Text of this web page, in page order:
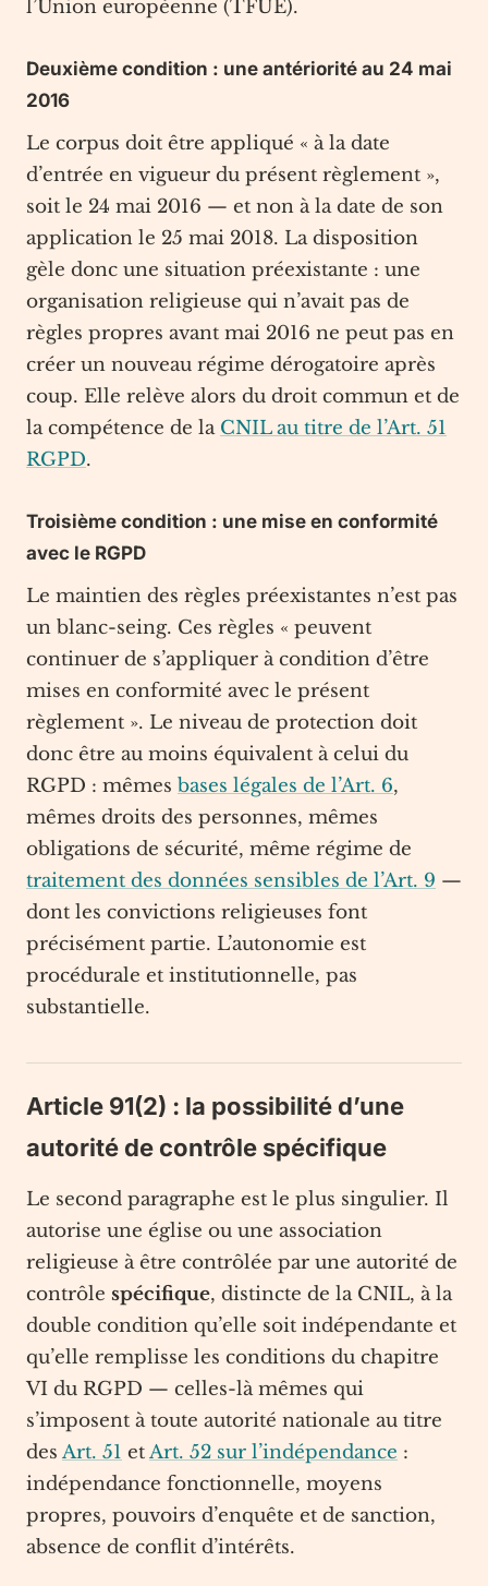
l’Union européenne (TFUE).
Deuxième condition : une antériorité au 24 mai
2016
Le corpus doit être appliqué « à la date
d’entrée en vigueur du présent règlement »,
soit le 24 mai 2016 — et non à la date de son
application le 25 mai 2018. La disposition
gèle donc une situation préexistante : une
organisation religieuse qui n’avait pas de
règles propres avant mai 2016 ne peut pas en
créer un nouveau régime dérogatoire après
coup. Elle relève alors du droit commun et de
la compétence de la CNIL au titre de l’Art. 51
RGPD.
Troisième condition : une mise en conformité
avec le RGPD
Le maintien des règles préexistantes n’est pas
un blanc-seing. Ces règles « peuvent
continuer de s’appliquer à condition d’être
mises en conformité avec le présent
règlement ». Le niveau de protection doit
donc être au moins équivalent à celui du
RGPD : mêmes bases légales de l’Art. 6,
mêmes droits des personnes, mêmes
obligations de sécurité, même régime de
traitement des données sensibles de l’Art. 9 —
dont les convictions religieuses font
précisément partie. L’autonomie est
procédurale et institutionnelle, pas
substantielle.
Article 91(2) : la possibilité d’une
autorité de contrôle spécifique
Le second paragraphe est le plus singulier. Il
autorise une église ou une association
religieuse à être contrôlée par une autorité de
contrôle spécifique, distincte de la CNIL, à la
double condition qu’elle soit indépendante et
qu’elle remplisse les conditions du chapitre
VI du RGPD — celles-là mêmes qui
s’imposent à toute autorité nationale au titre
des Art. 51 etArt. 52 sur l’indépendance :
indépendance fonctionnelle, moyens
propres, pouvoirs d’enquête et de sanction,
absence de conflit d’intérêts.